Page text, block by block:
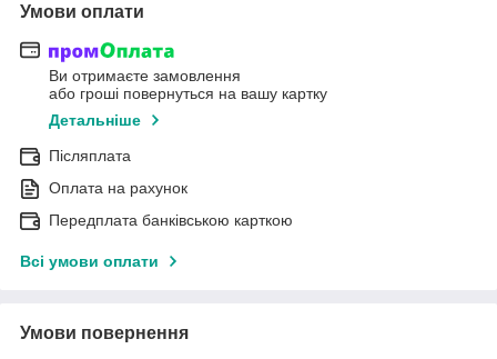
Умови оплати
Ви отримаєте замовлення
або гроші повернуться на вашу картку
Детальніше
Післяплата
Оплата на рахунок
Передплата банківською карткою
Всі умови оплати
Умови повернення